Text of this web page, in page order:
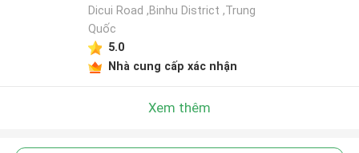
Dicui Road ,Binhu District ,Trung
Quốc
5.0
Nhà cung cấp xác nhận
Xem thêm